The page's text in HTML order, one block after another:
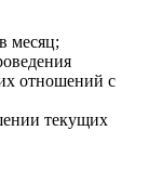
месяц;
отношений с
текущих